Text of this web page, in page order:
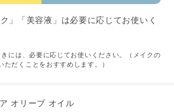
」「美容液」は必要に応じてお使いく
には、必要に応じてお使いください。（メイクの
ただくことをおすすめします。）
オリーブ オイル